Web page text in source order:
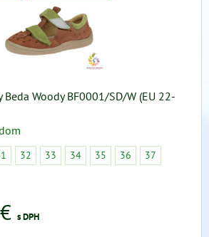
Woody BF0001/SD/W (EU 22-
32 33 34 35 36
37
s DPH